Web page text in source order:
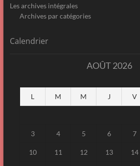
Les archives intégrales
Archives par catégories
Calendrier
AOÛT 2026
L M M J V
3 4 5 6 7
10 11 12 13 14